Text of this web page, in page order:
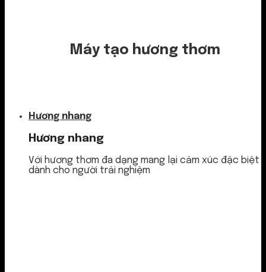
Máy tạo hương thơm
Hương nhang
Hương nhang
Với hương thơm đa dạng mang lại cảm xúc đặc biệt
dành cho người trải nghiệm